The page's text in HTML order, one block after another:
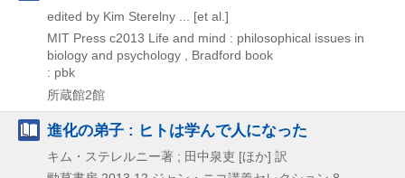
edited by Kim Sterelny ... [et al.]
MIT Press c2013 Life and mind : philosophical issues in
biology and psychology , Bradford book
: pbk
所蔵館2館
進化の弟子 : ヒトは学んで人になった
キム・ステレルニー著 ; 田中泉吏 [ほか] 訳